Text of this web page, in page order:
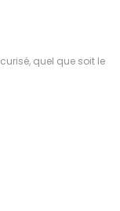
quel que soit le